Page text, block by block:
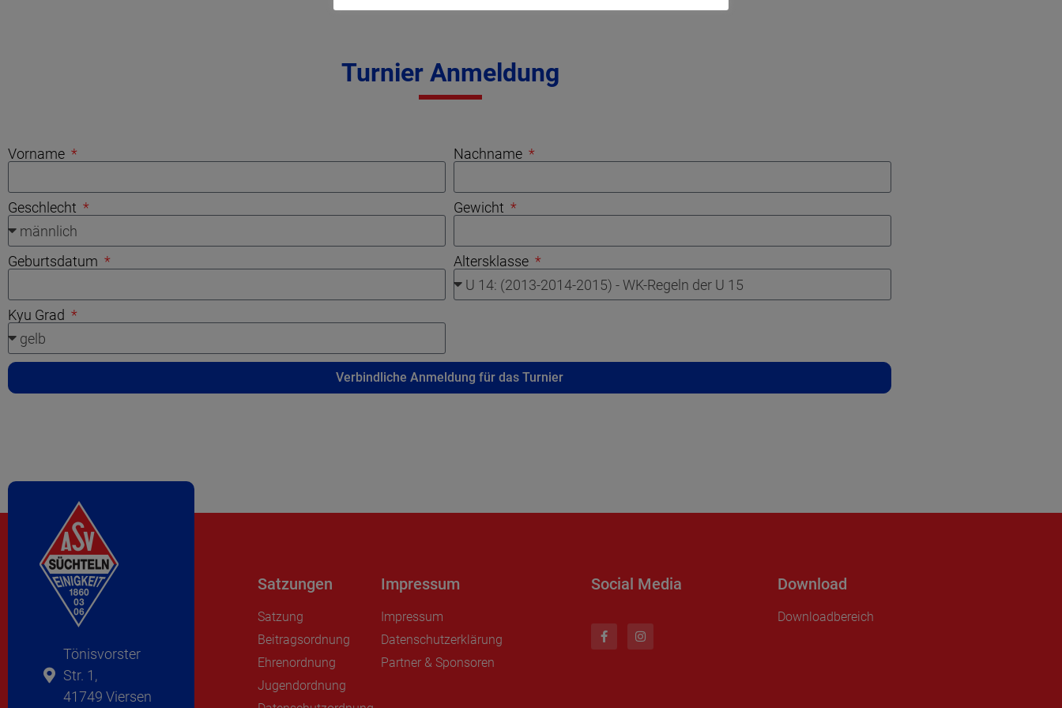
Turnier Anmeldung
Vorname Nachname
Geschlecht Gewicht
Geburtsdatum Altersklasse
Kyu Grad
Verbindliche Anmeldung für das Turnier
Tönisvorster
Str. 1,
41749 Viersen
Satzungen
Satzung
Beitragsordnung
Ehrenordnung
Jugendordnung
Impressum
Impressum
Datenschutzerklärung
Partner & Sponsoren
Social Media Download
Downloadbereich